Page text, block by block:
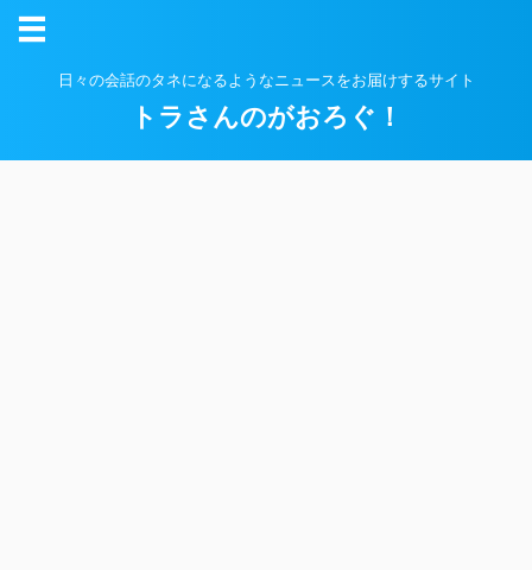
日々の会話のタネになるようなニュースをお届けするサイト
トラさんのがおろぐ！